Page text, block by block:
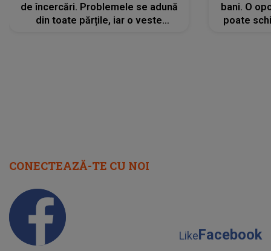
de încercări. Problemele se adună
din toate părțile, iar o veste
bani. O
poate
CONECTEAZĂ-TE CU NOI
LikeFacebook